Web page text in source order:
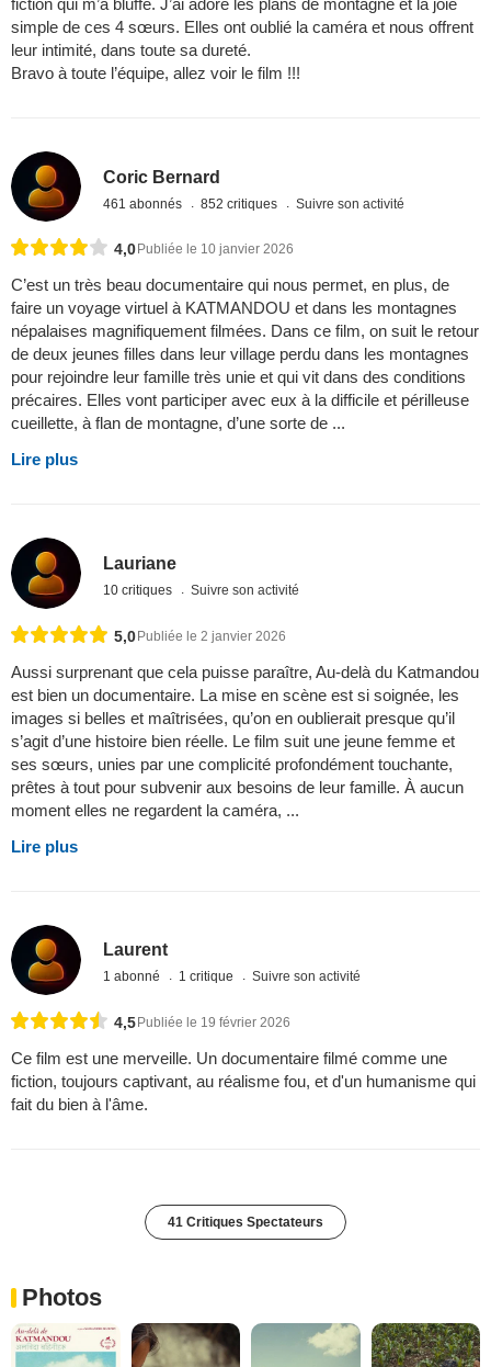
fiction qui m’a bluffé. J’ai adoré les plans de montagne et la joie
simple de ces 4 sœurs. Elles ont oublié la caméra et nous offrent
leur intimité, dans toute sa dureté.
Bravo à toute l’équipe, allez voir le film !!!
Coric Bernard
461 abonnés 852 critiques Suivre son activité
4,0 Publiée le 10 janvier 2026
C’est un très beau documentaire qui nous permet, en plus, de
faire un voyage virtuel à KATMANDOU et dans les montagnes
népalaises magnifiquement filmées. Dans ce film, on suit le retour
de deux jeunes filles dans leur village perdu dans les montagnes
pour rejoindre leur famille très unie et qui vit dans des conditions
précaires. Elles vont participer avec eux à la difficile et périlleuse
cueillette, à flan de montagne, d’une sorte de ...
Lire plus
Lauriane
10 critiques Suivre son activité
5,0Publiée le 2 janvier 2026
Aussi surprenant que cela puisse paraître, Au-delà du Katmandou
est bien un documentaire. La mise en scène est si soignée, les
images si belles et maîtrisées, qu’on en oublierait presque qu’il
s’agit d’une histoire bien réelle. Le film suit une jeune femme et
ses sœurs, unies par une complicité profondément touchante,
prêtes à tout pour subvenir aux besoins de leur famille. À aucun
moment elles ne regardent la caméra, ...
Lire plus
Laurent
1 abonné 1 critique Suivre son activité
4,5Publiée le 19 février 2026
Ce film est une merveille. Un documentaire filmé comme une
fiction, toujours captivant, au réalisme fou, et d'un humanisme qui
fait du bien à l'âme.
41 Critiques Spectateurs
Photos